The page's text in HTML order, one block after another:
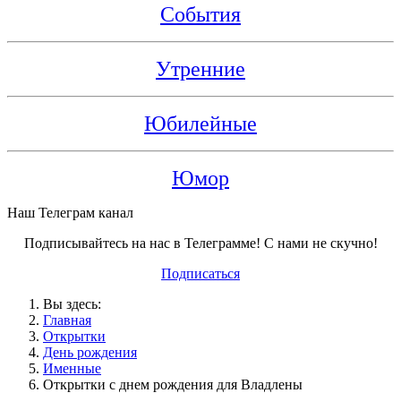
События
Утренние
Юбилейные
Юмор
Наш Телеграм канал
Подписывайтесь на нас в Телеграмме! С нами не скучно!
Подписаться
Вы здесь:
Главная
Открытки
День рождения
Именные
Открытки с днем рождения для Владлены